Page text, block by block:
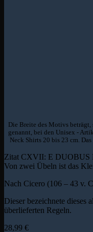
Die Breite des Motivs
genannt, bei den Unisex -
Neck Shirts 20 bis 23 cm.
Zitat CXVII: E
Von zwei Übeln ist das
Nach Cicero (106 – 43 v.
Dieser bezeichnete dieses
überlieferten Regeln.
28,99 €